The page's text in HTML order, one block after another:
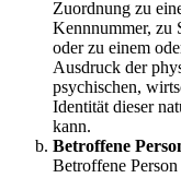
Zuordnung zu
Kennnummer, zu
oder zu einem
Ausdruck der
psychischen,
Identität dieser
kann.
Betroffene
Betroffene